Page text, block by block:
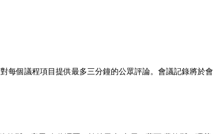
每個議程項目提供最多三分鐘的公眾評論。會議記錄將於會